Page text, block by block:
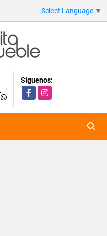
Select Language ▼
Síguenos:
FacebookInstagram